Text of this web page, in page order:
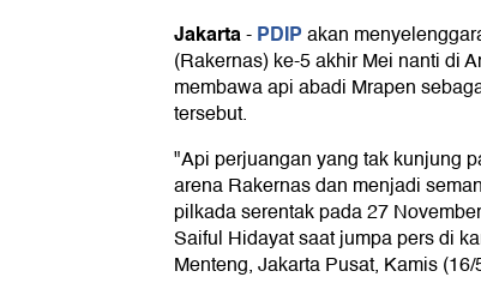
Jakarta-PDIPakan
(Rakernas) ke-5 akhir Mei nanti di
membawa api abadi Mrapen
tersebut.
"Api perjuangan yang tak kunjung
arena Rakernas dan menjadi
pilkada serentak pada 27
Saiful Hidayat saat jumpa pers di
Menteng, Jakarta Pusat, Kamis